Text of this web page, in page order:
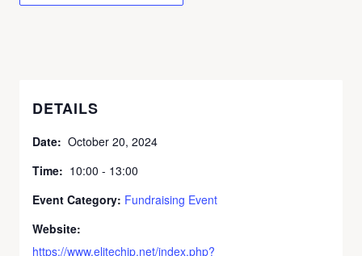
DETAILS
Date: October 20, 2024
Time: 10:00 - 13:00
Event Category: Fundraising Event
Website:
https://www.elitechip.net/index.php?